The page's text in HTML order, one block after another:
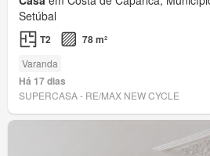
Setúbal
T2 78 m²
Varanda
Há 17 dias
SUPERCASA - RE/MAX NEW CYCLE